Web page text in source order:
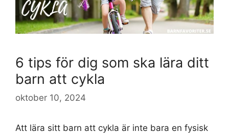
6 tips för dig som ska lära ditt
barn att cykla
oktober 10, 2024
Att lära sitt barn att cykla är inte bara en fysisk